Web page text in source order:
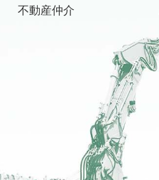
不動産仲介